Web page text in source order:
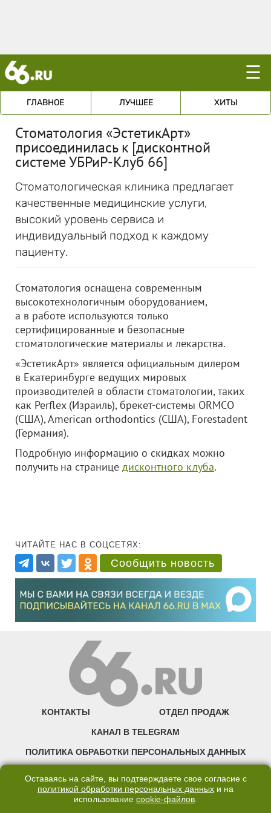
☰
ГЛАВНОЕ ЛУЧШЕЕ ХИТЫ
Стоматология «ЭстетикАрт»
присоединилась к [дисконтной
системе УБРиР-Клуб 66]
Стоматологическая клиника предлагает
качественные медицинские услуги,
высокий уровень сервиса и
индивидуальный подход к каждому
пациенту.
Стоматология оснащена современным
высокотехнологичным оборудованием,
а в работе используются только
сертифицированные и безопасные
стоматологические материалы и лекарства.
«ЭстетикАрт» является официальным дилером
в Екатеринбурге ведущих мировых
производителей в области стоматологии, таких
как Perflex (Израиль), брекет-системы ORMCO
(США), American orthodontics (США), Forestadent
(Германия).
Подробную информацию о скидках можно
получить на странице дисконтного клуба.
ЧИТАЙТЕ НАС В СОЦСЕТЯХ:
Сообщить новость
КОНТАКТЫ ОТДЕЛ ПРОДАЖ
КАНАЛ В TELEGRAM
ПОЛИТИКА ОБРАБОТКИ ПЕРСОНАЛЬНЫХ ДАННЫХ
©2007—2025 66.RU. Воспроизведение, сообщение, доведение до всеобщего
Оставаясь на сайте, вы подтверждаете свое согласие с
политикой обработки персональных данных и на
использование cookie-файлов.